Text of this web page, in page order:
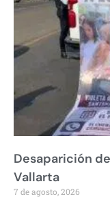
Desaparición
Vallarta
7 de agosto, 2026